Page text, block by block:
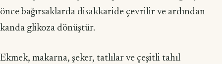
önce bağırsaklarda disakkaride çevrilir ve ardından
kanda glikoza dönüştür.
Ekmek, makarna, şeker, tatlılar ve çeşitli tahıl